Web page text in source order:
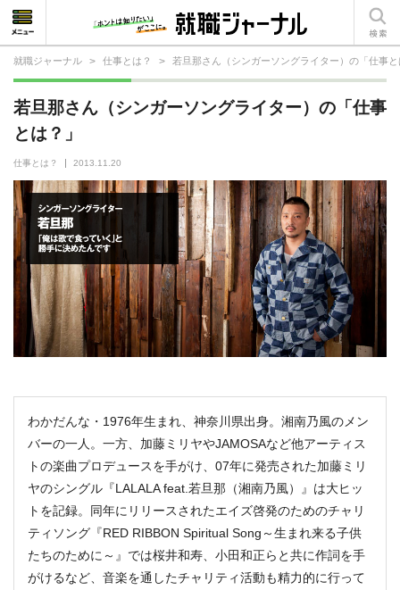
就職ジャーナル > 仕事とは？ > 若旦那さん（シンガーソングライター）の「仕事
若旦那さん（シンガーソングライター）の「仕事
とは？」
仕事とは？ 2013.11.20
わかだんな・1976年生まれ、神奈川県出身。湘南乃風のメン
バーの一人。一方、加藤ミリヤやJAMOSAなど他アーティス
トの楽曲プロデュースを手がけ、07年に発売された加藤ミリ
ヤのシングル『LALALA feat.若旦那（湘南乃風）』は大ヒッ
トを記録。同年にリリースされたエイズ啓発のためのチャリ
ティソング『RED RIBBON Spiritual Song～生まれ来る子供
たちのために～』では桜井和寿、小田和正らと共に作詞を手
がけるなど、音楽を通したチャリティ活動も精力的に行って
就活相談
就活ノウハウ
仕事の選び方・ヒント
仕事とは？
就活コラム